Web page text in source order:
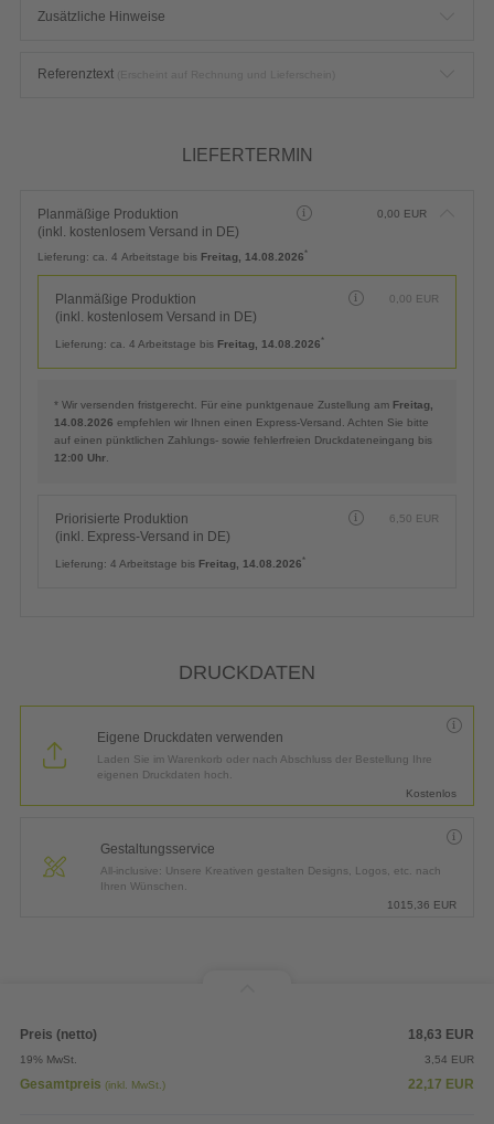
Zusätzliche Hinweise
Referenztext
LIEFERTERMIN
Planmäßige Produktion
(inkl. kostenlosem Versand in DE)
0,00 EUR
Lieferung: ca. 4 Arbeitstage bis Freitag, 14.08.2026*
Planmäßige Produktion
(inkl. kostenlosem Versand in DE)
0,00 EUR
Lieferung: ca. 4 Arbeitstage bis Freitag, 14.08.2026*
* Wir versenden fristgerecht. Für eine punktgenaue Zustellung am Freitag,
14.08.2026 empfehlen wir Ihnen einen Express-Versand. Achten Sie bitte
auf einen pünktlichen Zahlungs- sowie fehlerfreien Druckdateneingang bis
12:00 Uhr
Priorisierte Produktion
(inkl. Express-Versand in DE)
6,50 EUR
Lieferung: 4 Arbeitstage bis Freitag, 14.08.2026*
DRUCKDATEN
Eigene Druckdaten verwenden
Laden Sie im Warenkorb oder nach Abschluss der Bestellung Ihre
eigenen Druckdaten hoch.
Kostenlos
Gestaltungsservice
All-inclusive: Unsere Kreativen gestalten Designs, Logos, etc. nach
Ihren Wünschen.
1015,36 EUR
Preis (netto) 18,63 EUR
19% MwSt. 3,54 EUR
Gesamtpreis (inkl. MwSt.) 22,17 EUR